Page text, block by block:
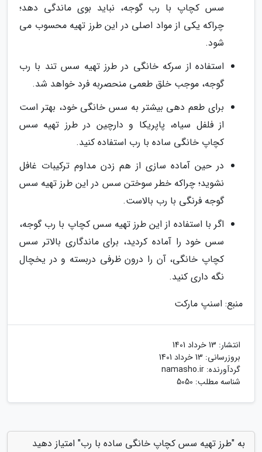
سس کچاپ با رب گوجه، نباید بوی ماندگی دهد؛
چراکه یکی از مواد اصلی در این طرز تهیه محسوب می
شود.
استفاده از سرکه خانگی در طرز تهیه سس تند با رب
گوجه، موجب خلق طعمی منحصربه فرد خواهد شد.
برای طعم دهی بیشتر به سس خانگی خود، بهتر است
از فلفل سیاه، پاپریکا و دارچین در طرز تهیه سس
کچاپ خانگی ساده با رب استفاده کنید.
در حین آماده سازی از هم زدن مداوم ترکیبات غافل
نشوید؛ چراکه خطر سوختن سس در این طرز تهیه سس
گوجه فرنگی با رب بالاست.
اگر با استفاده از این طرز تهیه سس کچاپ با رب گوجه،
سس خود را آماده کردید، برای ماندگاری بالاتر سس
کچاپ خانگی، آن را درون ظرفی دربسته و در یخچال
نگه داری کنید.
منبع: اسنپ مارکت
انتشار: 13 خرداد 1401
بروزرسانی: 13 خرداد 1401
گردآورنده: namasho.ir
شناسه مطلب: 5050
به "طرز تهیه سس کچاپ خانگی ساده با رب" امتیاز دهید